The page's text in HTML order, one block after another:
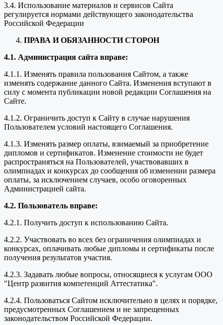
3.4. Использование материалов и сервисов Сайта
регулируется нормами действующего законодательства
Российской Федерации
ПРАВА И ОБЯЗАННОСТИ СТОРОН
4.1. Администрация сайта вправе:
4.1.1. Изменять правила пользования Сайтом, а также
изменять содержание данного Сайта. Изменения вступают в
силу с момента публикации новой редакции Соглашения на
Сайте.
4.1.2. Ограничить доступ к Сайту в случае нарушения
Пользователем условий настоящего Соглашения.
4.1.3. Изменять размер оплаты, взимаемый за приобретение
дипломов и сертификатов. Изменение стоимости не будет
распространяться на Пользователей, участвовавших в
олимпиадах и конкурсах до сообщения об изменении размера
оплаты, за исключением случаев, особо оговоренных
Администрацией сайта.
4.2. Пользователь вправе:
4.2.1. Получить доступ к использованию Сайта.
4.2.2. Участвовать во всех без ограничения олимпиадах и
конкурсах, оплачивать любые дипломы и сертификаты после
получения результатов участия.
4.2.3. Задавать любые вопросы, относящиеся к услугам ООО
"Центр развития компетенций Аттестатика".
4.2.4. Пользоваться Сайтом исключительно в целях и порядке,
предусмотренных Соглашением и не запрещенных
законодательством Российской Федерации.